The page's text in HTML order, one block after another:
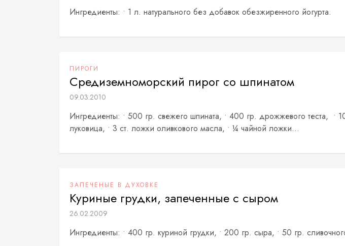
Ингредиенты: • 1 л. натурального без добавок обезжиренного йогурта.
ПИРОГИ
Средиземноморский пирог со шпинатом
09.03.2010
Ингредиенты: • 500 гр. свежего шпината, • 400 гр. дрожжевого теста, •
луковица, • 3 ст. ложки оливкового масла, • ¼ чайной ложки...
ЗАПЕЧЕНЫЕ В ДУХОВКЕ
Куриные грудки, запеченные с сыром
26.02.2009
Ингредиенты: • 400 гр. куриной грудки, • 200 гр. сыра, • 50 гр.